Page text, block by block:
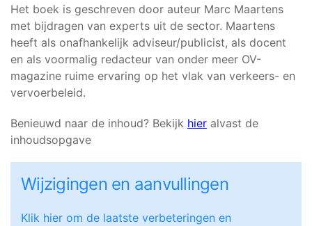
Het boek is geschreven door auteur Marc Maartens
met bijdragen van experts uit de sector. Maartens
heeft als onafhankelijk adviseur/publicist, als docent
en als voormalig redacteur van onder meer OV-
magazine ruime ervaring op het vlak van verkeers- en
vervoerbeleid.
Benieuwd naar de inhoud? Bekijk hier alvast de
inhoudsopgave
Wijzigingen en aanvullingen
Klik hier om de laatste verbeteringen en